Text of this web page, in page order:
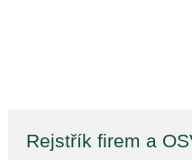
Rejstřík firem a